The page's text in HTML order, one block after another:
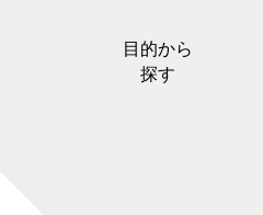
目的から
探す